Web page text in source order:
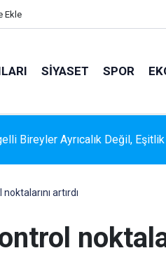
Ekle
SIYASET SPOR
ZAMAN HAKLIDIR… AMA
artırdı